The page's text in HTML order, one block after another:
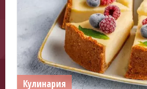
Кулинария